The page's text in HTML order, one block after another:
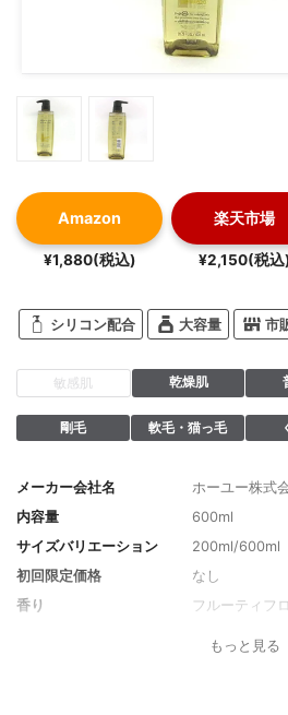
Amazon
¥1,880(税込)
楽天市場
¥2,150(税込
シリコン配合 大容量 市
敏感肌 乾燥肌
剛毛 軟毛・猫っ毛
メーカー会社名
ホーユー株式
内容量
600ml
サイズバリエーション
200ml/600ml
初回限定価格
なし
香り
フルーティフ
水、コカミド
ルメチルアラ
レス-60ミリ
もっと見る